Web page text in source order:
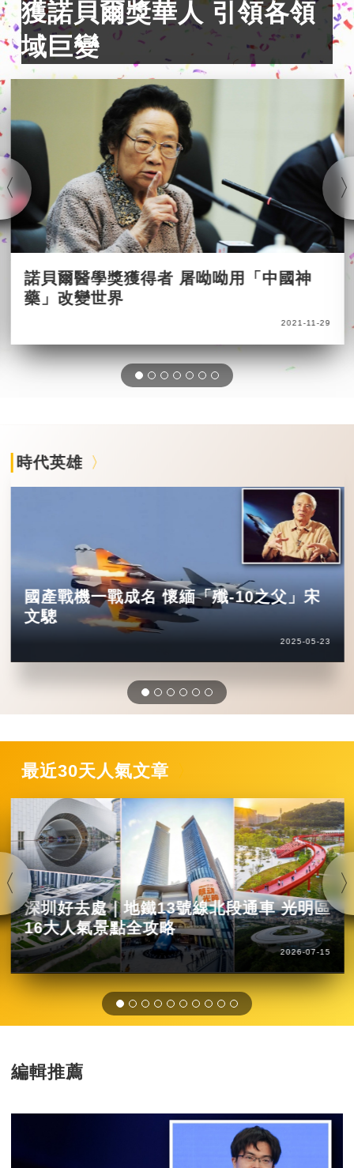
獲諾貝爾獎華人 引領各領
域巨變
諾貝爾醫學獎獲得者 屠呦呦用「中國神
藥」改變世界
2021-11-29
時代英雄
國產戰機一戰成名 懷緬「殲-10之父」宋
文驄
2025-05-23
最近30天人氣文章
深圳好去處｜地鐵13號線北段通車 光明區
16大人氣景點全攻略
2026-07-15
編輯推薦